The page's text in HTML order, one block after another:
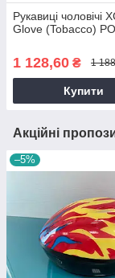
Рукавиці чоловічі
Glove (Tobacco)
1 128,60 ₴ 1
Купити
Акційні
–5%